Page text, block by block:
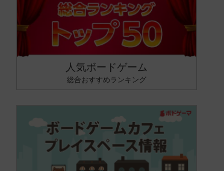
人気ボードゲーム
総合おすすめランキング